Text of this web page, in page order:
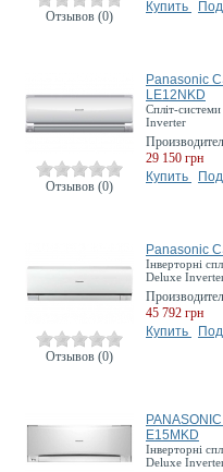
Отзывов (0)
Купить
Отзывов (0)
Panasonic
LE12NKD
Спліт-
Inverter
29 150 грн
Купить
Отзывов (0)
Panasonic
Інверторні
Deluxe
45 792 грн
Купить
Е15MKD
Інверторні
Deluxe